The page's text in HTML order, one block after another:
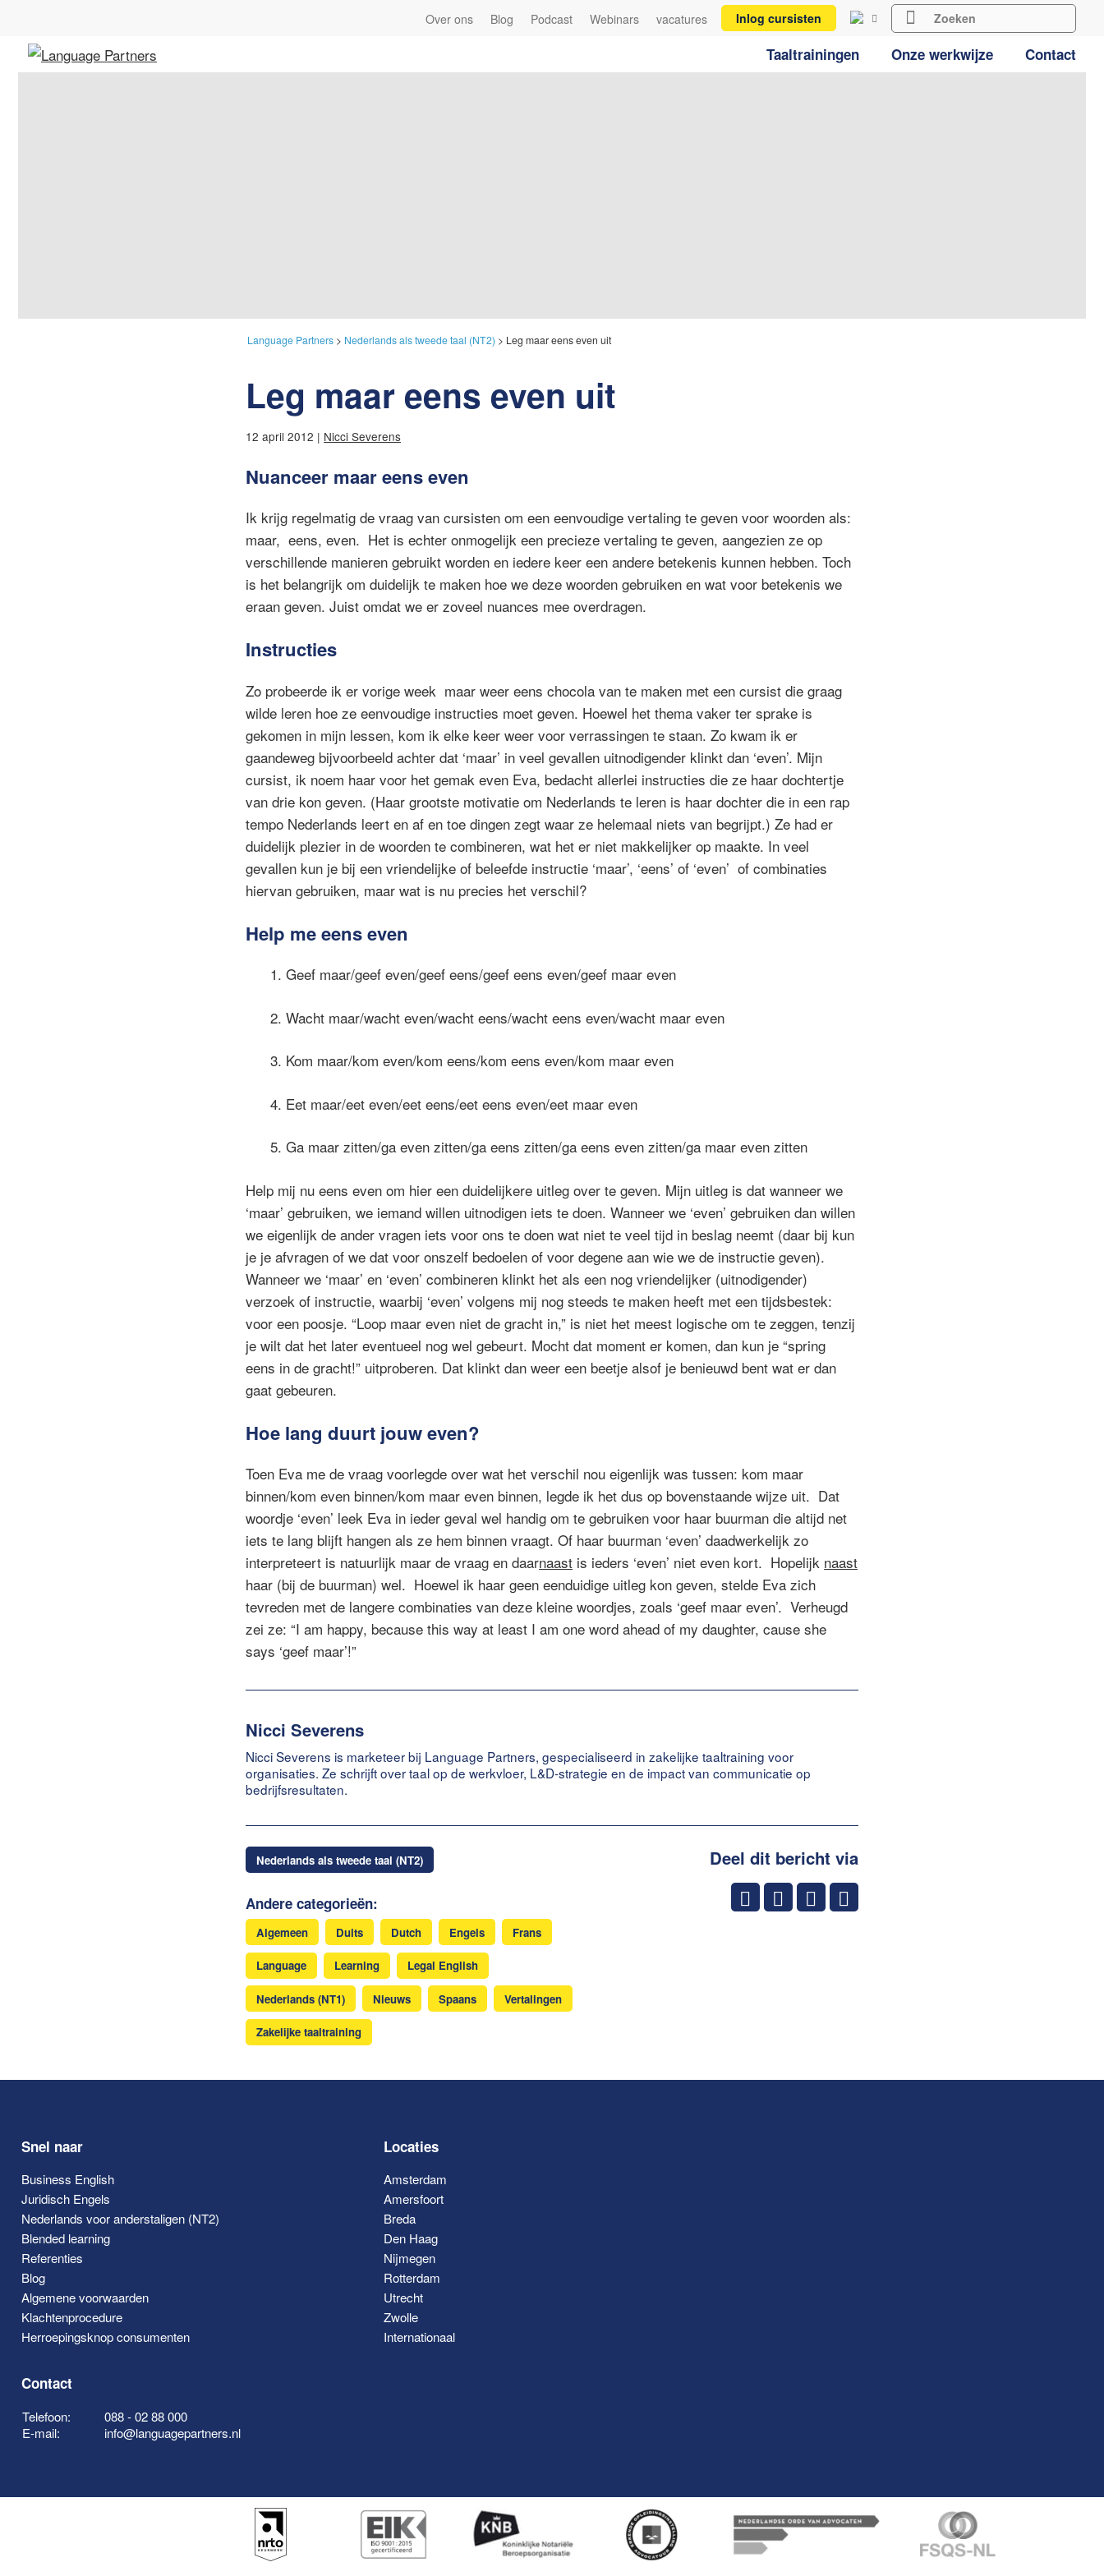
Over ons Blog Podcast Webinars vacatures Inlog cursisten
Taaltrainingen Onze werkwijze Contact
Language Partners > Nederlands als tweede taal (NT2) > Leg maar eens even uit
Leg maar eens even uit
12 april 2012 | Nicci Severens
Nuanceer maar eens even
Ik krijg regelmatig de vraag van cursisten om een eenvoudige vertaling te geven voor woorden als:
maar, eens, even. Het is echter onmogelijk een precieze vertaling te geven, aangezien ze op
verschillende manieren gebruikt worden en iedere keer een andere betekenis kunnen hebben. Toch
is het belangrijk om duidelijk te maken hoe we deze woorden gebruiken en wat voor betekenis we
eraan geven. Juist omdat we er zoveel nuances mee overdragen.
Instructies
Zo probeerde ik er vorige week maar weer eens chocola van te maken met een cursist die graag
wilde leren hoe ze eenvoudige instructies moet geven. Hoewel het thema vaker ter sprake is
gekomen in mijn lessen, kom ik elke keer weer voor verrassingen te staan. Zo kwam ik er
gaandeweg bijvoorbeeld achter dat ‘maar’ in veel gevallen uitnodigender klinkt dan ‘even’. Mijn
cursist, ik noem haar voor het gemak even Eva, bedacht allerlei instructies die ze haar dochtertje
van drie kon geven. (Haar grootste motivatie om Nederlands te leren is haar dochter die in een rap
tempo Nederlands leert en af en toe dingen zegt waar ze helemaal niets van begrijpt.) Ze had er
duidelijk plezier in de woorden te combineren, wat het er niet makkelijker op maakte. In veel
gevallen kun je bij een vriendelijke of beleefde instructie ‘maar’, ‘eens’ of ‘even’ of combinaties
hiervan gebruiken, maar wat is nu precies het verschil?
Help me eens even
1. Geef maar/geef even/geef eens/geef eens even/geef maar even
2. Wacht maar/wacht even/wacht eens/wacht eens even/wacht maar even
3. Kom maar/kom even/kom eens/kom eens even/kom maar even
4. Eet maar/eet even/eet eens/eet eens even/eet maar even
5. Ga maar zitten/ga even zitten/ga eens zitten/ga eens even zitten/ga maar even zitten
Help mij nu eens even om hier een duidelijkere uitleg over te geven. Mijn uitleg is dat wanneer we
‘maar’ gebruiken, we iemand willen uitnodigen iets te doen. Wanneer we ‘even’ gebruiken dan willen
we eigenlijk de ander vragen iets voor ons te doen wat niet te veel tijd in beslag neemt (daar bij kun
je je afvragen of we dat voor onszelf bedoelen of voor degene aan wie we de instructie geven).
Wanneer we ‘maar’ en ‘even’ combineren klinkt het als een nog vriendelijker (uitnodigender)
verzoek of instructie, waarbij ‘even’ volgens mij nog steeds te maken heeft met een tijdsbestek:
voor een poosje. “Loop maar even niet de gracht in,” is niet het meest logische om te zeggen, tenzij
je wilt dat het later eventueel nog wel gebeurt. Mocht dat moment er komen, dan kun je “spring
eens in de gracht!” uitproberen. Dat klinkt dan weer een beetje alsof je benieuwd bent wat er dan
gaat gebeuren.
Hoe lang duurt jouw even?
Toen Eva me de vraag voorlegde over wat het verschil nou eigenlijk was tussen: kom maar
binnen/kom even binnen/kom maar even binnen, legde ik het dus op bovenstaande wijze uit. Dat
woordje ‘even’ leek Eva in ieder geval wel handig om te gebruiken voor haar buurman die altijd net
iets te lang blijft hangen als ze hem binnen vraagt. Of haar buurman ‘even’ daadwerkelijk zo
interpreteert is natuurlijk maar de vraag en daarnaast is ieders ‘even’ niet even kort. Hopelijk naast
haar (bij de buurman) wel. Hoewel ik haar geen eenduidige uitleg kon geven, stelde Eva zich
tevreden met de langere combinaties van deze kleine woordjes, zoals ‘geef maar even’. Verheugd
zei ze: “I am happy, because this way at least I am one word ahead of my daughter, cause she
says ‘geef maar’!”
Nicci Severens
Nicci Severens is marketeer bij Language Partners, gespecialiseerd in zakelijke taaltraining voor
organisaties. Ze schrijft over taal op de werkvloer, L&D-strategie en de impact van communicatie op
bedrijfsresultaten.
Nederlands als tweede taal (NT2)
Andere categorieën:
Algemeen Duits Dutch Engels Frans
Language Learning Legal English
Nederlands (NT1) Nieuws Spaans Vertalingen
Zakelijke taaltraining
Deel dit bericht via
Snel naar
Business English
Juridisch Engels
Nederlands voor anderstaligen (NT2)
Blended learning
Referenties
Blog
Algemene voorwaarden
Klachtenprocedure
Herroepingsknop consumenten
Contact
Telefoon:
088 - 02 88 000
E-mail:
info@languagepartners.nl
Locaties
Amsterdam
Amersfoort
Breda
Den Haag
Nijmegen
Rotterdam
Utrecht
Zwolle
Internationaal